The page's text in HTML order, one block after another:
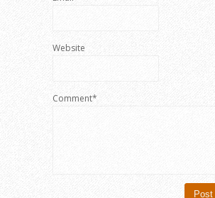
Website
Comment*